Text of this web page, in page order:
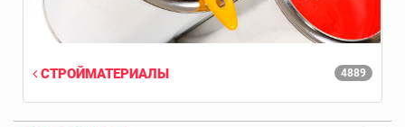
4889
СТРОЙМАТЕРИАЛЫ